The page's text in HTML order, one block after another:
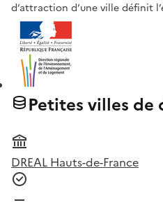
d’attraction d’une ville définit
Petites villes de
DREAL Hauts-de-France